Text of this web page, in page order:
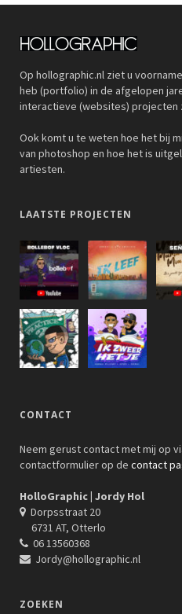
Op hollographic.nl ziet u
heb (portfolio) in de afgelopen
interactieve (websites) projecten
Ook komt u te weten hoe het bij
van photoshop en hoe het is
artiesten.
LAATSTE PROJECTEN
CONTACT
Neem gerust contact met mij op
contactformulier op de contact
HolloGraphic | Jordy Hol
Dorpsstraat 20
6731 AT, Otterlo
06 13560368
Jordy@hollographic.nl
ZOEKEN